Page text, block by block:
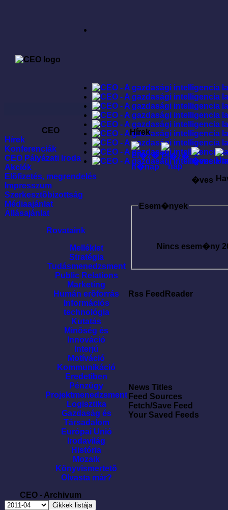
CEO
Hírek
Konferenciák
CEO Pályázati Iroda
Akciók
Elõfizetés, megrendelés
Impresszum
Szerkesztõbizottság
Médiaajánlat
Állásajánlat
Rovataink
Melléklet
Stratégia
Tudásmenedzsment
Public Relations
Marketing
Humán erõforrás
Információs
technológia
Kutatás
Minõség és
Innováció
Interjú
Motíváció
Kommunikáció
Eredetiben
Pénzügy
Projektmenedzsment
Logisztika
Gazdaság és
Társadalom
Európai Unió
Irodavilág
História
Mozaik
Könyvismertetõ
Olvasta már?
CEO - Archivum
Hírek
�ves
Esem�nyek
Nincs esem�ny
Rss FeedReader
News Titles
Feed Sources
Fetch/Save Feed
Your Saved Feeds